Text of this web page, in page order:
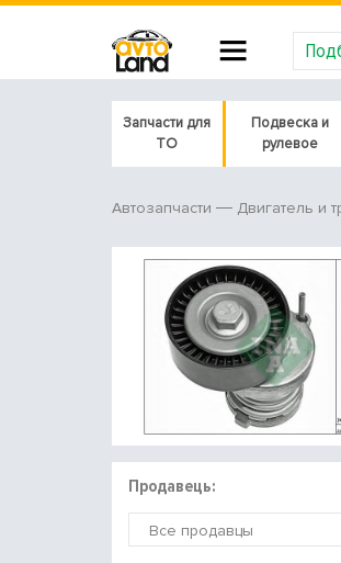
Запчасти для
ТО
Подвеска и
рулевое
Автозапчасти Двигатель и
Продавець: